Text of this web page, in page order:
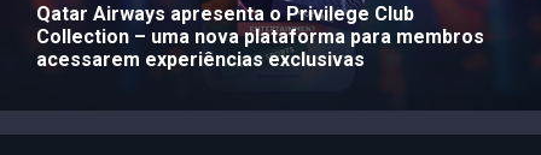
Qatar Airways apresenta o Privilege Club
Collection – uma nova plataforma para membros
acessarem experiências exclusivas